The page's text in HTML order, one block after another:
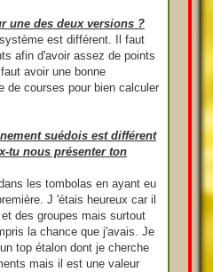
une des deux versions ?
est différent. Il faut
afin d'avoir assez de points
avoir une bonne
de courses pour bien calculer
suédois est différent
tu nous présenter ton
les tombolas en ayant eu
J 'étais heureux car il
des groupes mais surtout
la chance que j'avais. Je
top étalon dont je cherche
mais il est une valeur